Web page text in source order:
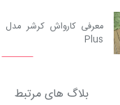
Plus
بلاگ های مرتبط